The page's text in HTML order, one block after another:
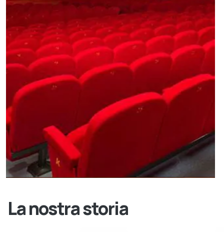
La nostra storia